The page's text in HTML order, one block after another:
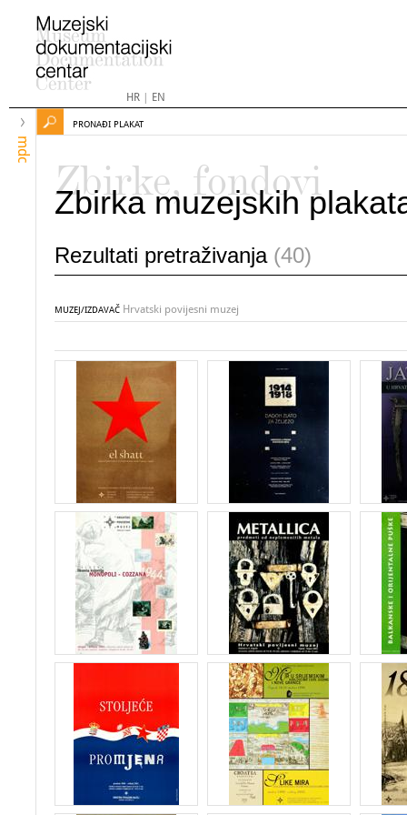
HR| EN
mdc
PRONAĐI PLAKAT
Zbirke, fondovi
Zbirka muzejskih
Rezultati pretraživanja (40)
MUZEJ/IZDAVAČ Hrvatski povijesni muzej